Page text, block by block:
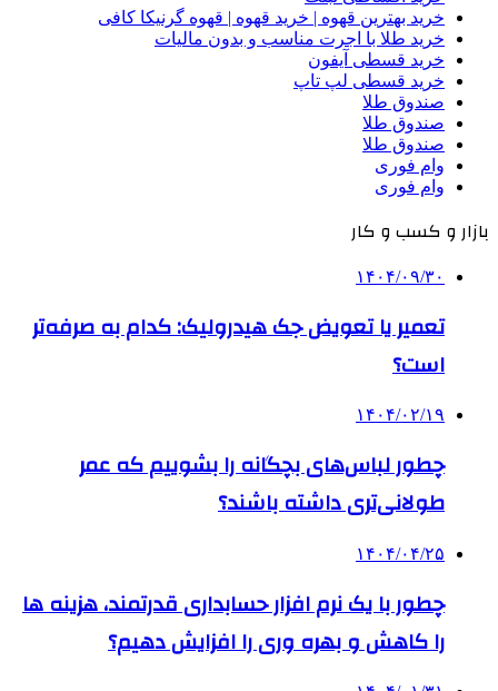
خرید بهترین قهوه | خرید قهوه | قهوه گرنیکا کافی
خرید طلا با اجرت مناسب و بدون مالیات
خرید قسطی آیفون
خرید قسطی لپ تاپ
صندوق طلا
صندوق طلا
صندوق طلا
وام فوری
وام فوری
بازار و کسب و کار
۱۴۰۴/۰۹/۳۰
تعمیر یا تعویض جک هیدرولیک: کدام به صرفه‌تر
است؟
۱۴۰۴/۰۲/۱۹
چطور لباس‌های بچگانه را بشوییم که عمر
طولانی‌تری داشته باشند؟
۱۴۰۴/۰۴/۲۵
چطور با یک نرم افزار حسابداری قدرتمند، هزینه ها
را کاهش و بهره وری را افزایش دهیم؟